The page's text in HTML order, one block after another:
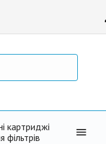
картриджі
фільтрів
